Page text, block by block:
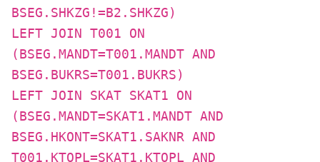
BSEG.SHKZG!=B2.SHKZG)
LEFT JOIN T001 ON
(BSEG.MANDT=T001.MANDT AND
BSEG.BUKRS=T001.BUKRS)
LEFT JOIN SKAT SKAT1 ON
(BSEG.MANDT=SKAT1.MANDT AND
BSEG.HKONT=SKAT1.SAKNR AND
T001.KTOPL=SKAT1.KTOPL AND